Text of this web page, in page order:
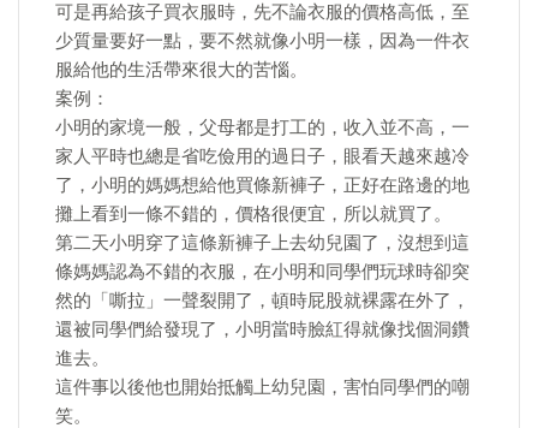
可是再給孩子買衣服時，先不論衣服的價格高低，至
少質量要好一點，要不然就像小明一樣，因為一件衣
服給他的生活帶來很大的苦惱。
案例：
小明的家境一般，父母都是打工的，收入並不高，一
家人平時也總是省吃儉用的過日子，眼看天越來越冷
了，小明的媽媽想給他買條新褲子，正好在路邊的地
攤上看到一條不錯的，價格很便宜，所以就買了。
第二天小明穿了這條新褲子上去幼兒園了，沒想到這
條媽媽認為不錯的衣服，在小明和同學們玩球時卻突
然的「嘶拉」一聲裂開了，頓時屁股就裸露在外了，
還被同學們給發現了，小明當時臉紅得就像找個洞鑽
進去。
這件事以後他也開始抵觸上幼兒園，害怕同學們的嘲
笑。